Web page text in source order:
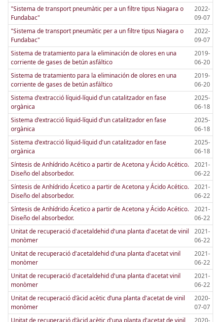
"Sistema de transport pneumàtic per a un filtre tipus Niagara o
Fundabac"
2022-
09-07
"Sistema de transport pneumàtic per a un filtre tipus Niagara o
Fundabac"
2022-
09-07
Sistema de tratamiento para la eliminación de olores en una
corriente de gases de betún asfáltico
2019-
06-20
Sistema de tratamiento para la eliminación de olores en una
corriente de gases de betún asfáltico
2019-
06-20
Sistema d'extracció líquid-líquid d'un catalitzador en fase
orgànica
2025-
06-18
Sistema d'extracció líquid-líquid d'un catalitzador en fase
orgànica
2025-
06-18
Sistema d'extracció líquid-líquid d'un catalitzador en fase
orgànica
2025-
06-18
Síntesis de Anhídrido Acético a partir de Acetona y Ácido Acético.
Diseño del absorbedor.
2021-
06-22
Síntesis de Anhídrido Ácetico a partir de Acetona y Ácido Acético.
Diseño del absorbedor.
2021-
06-22
Síntesis de Anhídrido Ácetico a partir de Acetona y Ácido Acético.
Diseño del absorbedor.
2021-
06-22
Unitat de recuperació d'acetaldehid d'una planta d'acetat de vinil
monòmer
2021-
06-22
Unitat de recuperació d'acetaldehid d'una planta d'acetat vinil
monòmer
2021-
06-22
Unitat de recuperació d'acetaldehid d'una planta d'acetat vinil
monòmer
2021-
06-22
Unitat de recuperació d'àcid acètic d’una planta d'acetat de vinil
monòmer
2020-
07-07
Unitat de recuperació d'àcid acètic d'una planta d'acetat de vinil
2020-